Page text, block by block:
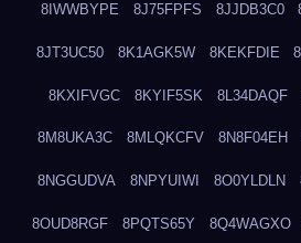
8IWWBYPE 8J75FPFS 8JJDB3C0
8JT3UC50 8K1AGK5W 8KEKFDIE
8KXIFVGC 8KYIF5SK 8L34DAQF
8M8UKA3C 8MLQKCFV 8N8F04EH
8NGGUDVA 8NPYUIWI 8O0YLDLN
8OUD8RGF 8PQTS65Y 8Q4WAGXO